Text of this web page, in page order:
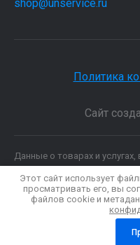
shop@unservice.ru
Политика
Сайт
Данные о товарах и
характеристики,
публичной офертой,
ГК РФ, а носят
получения точной
пожалуйста, обращайтесь
Этот сайт использует
просматривать его, вы
файлов cookie и